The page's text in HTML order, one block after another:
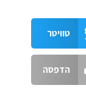
טוויטר
הדפסה